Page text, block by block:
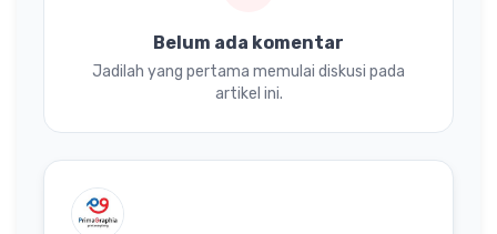
Belum ada komentar
Jadilah yang pertama memulai diskusi pada
artikel ini.